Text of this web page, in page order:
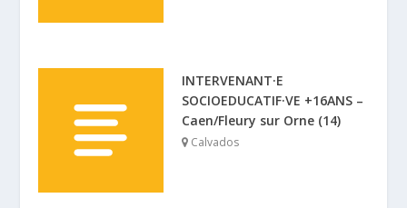
INTERVENANT·E
SOCIOEDUCATIF·VE +16ANS –
Caen/Fleury sur Orne (14)
Calvados